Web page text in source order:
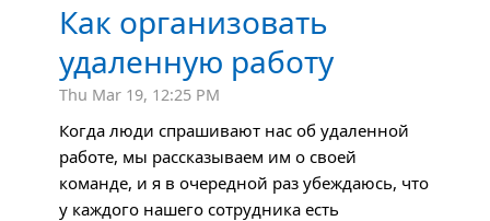
Как организовать
удаленную работу
Thu Mar 19, 12:25 PM
Когда люди спрашивают нас об удаленной
работе, мы рассказываем им о своей
команде, и я в очередной раз убеждаюсь, что
у каждого нашего сотрудника есть